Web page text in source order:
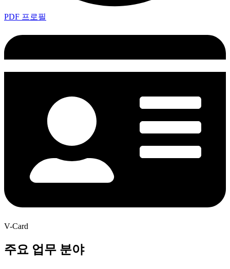
PDF 프로필
V-Card
주요 업무 분야